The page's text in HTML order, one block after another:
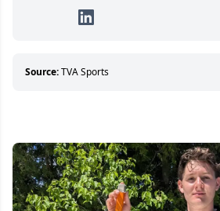
détermination pour
Source:TVA Sports